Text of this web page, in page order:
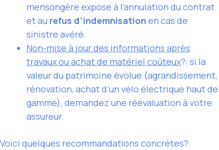
mensongère expose à l’annulation du contrat
et au refus d’indemnisation en cas de
sinistre avéré.
Non-mise à jour des informations après
travaux ou achat de matériel coûteux?: si la
valeur du patrimoine évolue (agrandissement,
rénovation, achat d’un vélo électrique haut de
gamme), demandez une réévaluation à votre
assureur.
Voici quelques recommandations concrètes?: